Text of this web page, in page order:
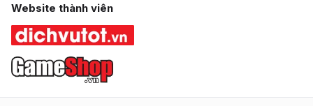
Website thành viên